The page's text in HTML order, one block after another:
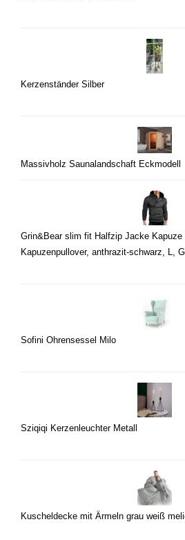
Kerzenständer Silber
Massivholz Saunalandschaft Eckmodell
Grin&Bear slim fit Halfzip Jacke Kapuze
Kapuzenpullover, anthrazit-schwarz, L,
Sofini Ohrensessel Milo
Sziqiqi Kerzenleuchter Metall
Kuscheldecke mit Ärmeln grau weiß